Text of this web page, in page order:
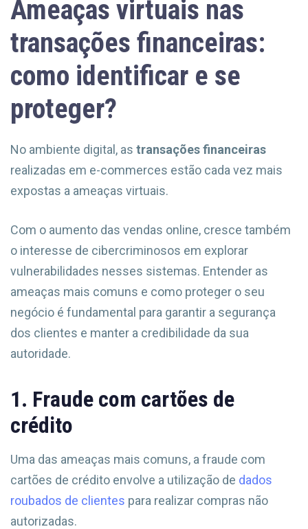
Ameaças virtuais nas
transações financeiras:
como identificar e se
proteger?
No ambiente digital, as transações financeiras
realizadas em e-commerces estão cada vez mais
expostas a ameaças virtuais.
Com o aumento das vendas online, cresce também
o interesse de cibercriminosos em explorar
vulnerabilidades nesses sistemas. Entender as
ameaças mais comuns e como proteger o seu
negócio é fundamental para garantir a segurança
dos clientes e manter a credibilidade da sua
autoridade.
1. Fraude com cartões de
crédito
Uma das ameaças mais comuns, a fraude com
cartões de crédito envolve a utilização de dados
roubados de clientes para realizar compras não
autorizadas.